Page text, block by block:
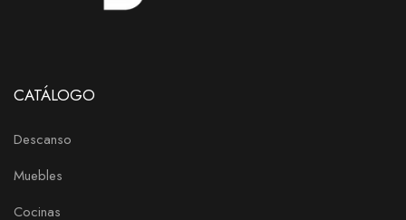
CATÁLOGO
Descanso
Muebles
Cocinas